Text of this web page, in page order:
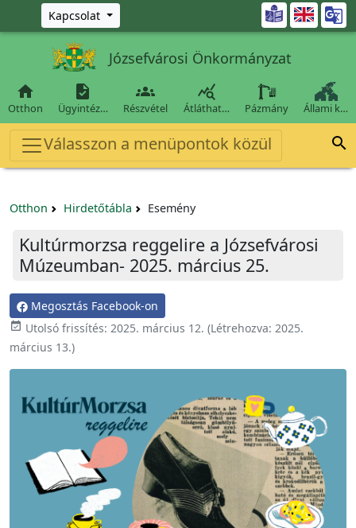
Ugrás a fő tartalomra
Kapcsolat 
Józsefvárosi Önkormányzat

Otthon

Ügyintéz…

Részvétel

Átláthat… Pázmány Állami k…
Válasszon a menüpontok közül 
Otthon Hirdetőtábla Esemény
Kultúrmorzsa reggelire a Józsefvárosi
Múzeumban- 2025. március 25.
Megosztás Facebook-on
 Utolsó frissítés: 2025. március 12. (Létrehozva: 2025.
március 13.)